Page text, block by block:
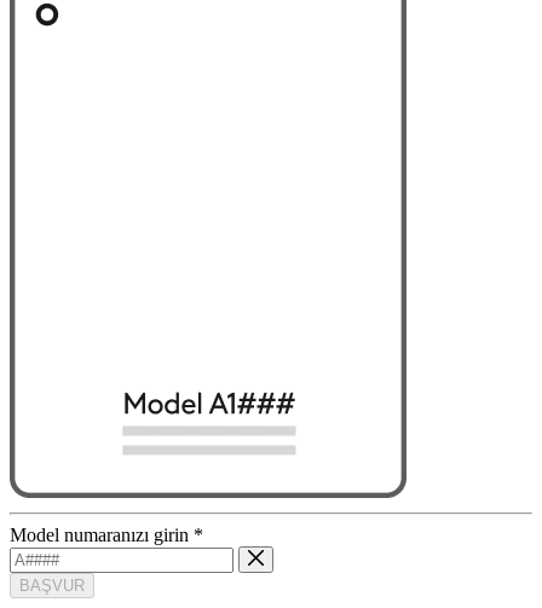
Model numaranızı girin *
BAŞVUR